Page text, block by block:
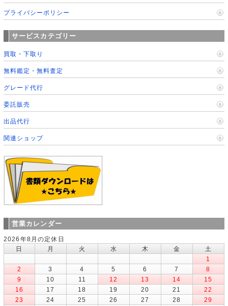
プライバシーポリシー
サービスカテゴリー
買取・下取り
無料鑑定・無料査定
グレード代行
委託販売
出品代行
関連ショップ
営業カレンダー
2026年8月の定休日
日
月 火 水 木 金
土
1
2
3 4 5 6 7
8
9
10 11 12 13 14
15
16
17 18 19 20 21
22
23
24 25 26 27 28
29